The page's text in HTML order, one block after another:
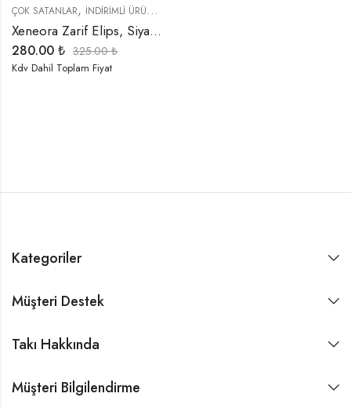
ÇOK SATANLAR, İNDIRIMLI ÜRÜNLER
Xeneora Zarif Elips, Siyah Taşlı Gold Yüzük
280.00 ₺ 325.00₺
Kdv Dahil Toplam Fiyat
Kategoriler
Müşteri Destek
Takı Hakkında
Müşteri Bilgilendirme